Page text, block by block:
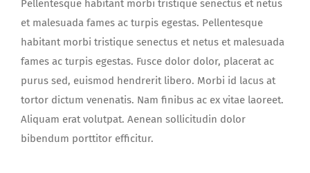
Pellentesque habitant morbi tristique senectus et netus
et malesuada fames ac turpis egestas. Pellentesque
habitant morbi tristique senectus et netus et malesuada
fames ac turpis egestas. Fusce dolor dolor, placerat ac
purus sed, euismod hendrerit libero. Morbi id lacus at
tortor dictum venenatis. Nam finibus ac ex vitae laoreet.
Aliquam erat volutpat. Aenean sollicitudin dolor
bibendum porttitor efficitur.